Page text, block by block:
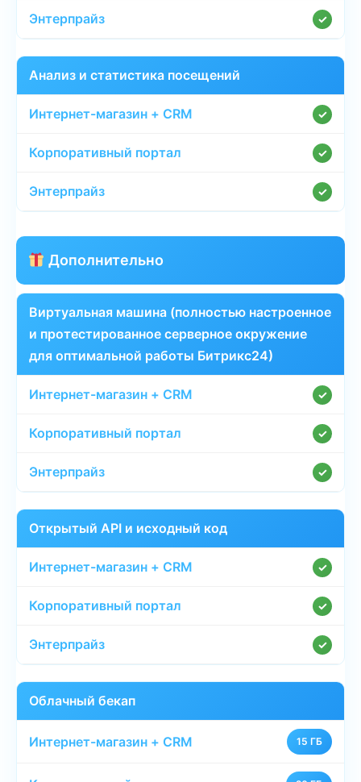
✓
Анализ и статистика посещений
✓
✓
✓
Дополнительно
Виртуальная машина (полностью настроенное
и протестированное серверное окружение
для оптимальной работы Битрикс24)
✓
✓
✓
Открытый API и исходный код
✓
✓
✓
Облачный бекап
15 ГБ